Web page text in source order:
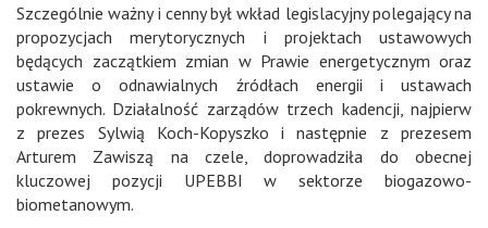
Szczególnie ważny i cenny był wkład legislacyjny polegający na
propozycjach merytorycznych i projektach ustawowych
będących zaczątkiem zmian w Prawie energetycznym oraz
ustawie o odnawialnych źródłach energii i ustawach
pokrewnych. Działalność zarządów trzech kadencji, najpierw
z prezes Sylwią Koch-Kopyszko i następnie z prezesem
Arturem Zawiszą na czele, doprowadziła do obecnej
kluczowej pozycji UPEBBI w sektorze biogazowo-
biometanowym.